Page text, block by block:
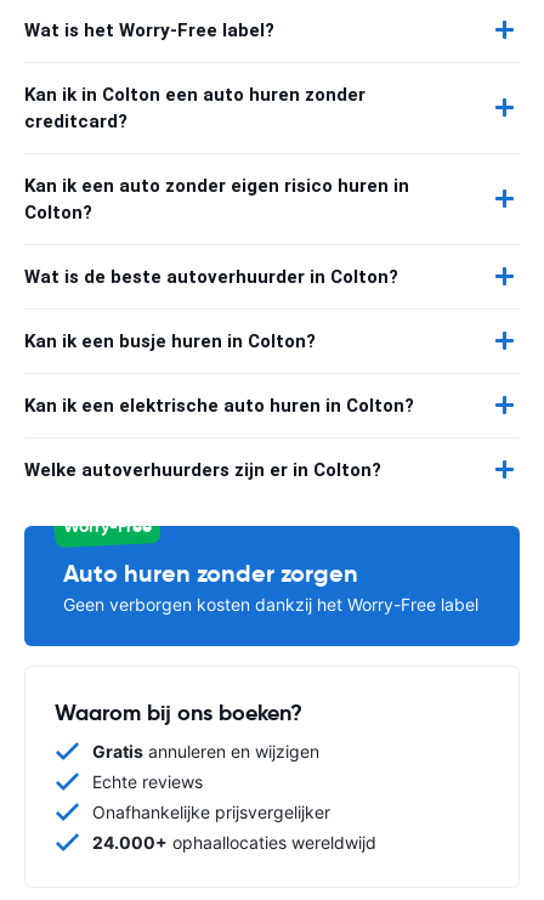
Wat is het Worry-Free label?
Kan ik in Colton een auto huren zonder
creditcard?
Kan ik een auto zonder eigen risico huren in
Colton?
Wat is de beste autoverhuurder in Colton?
Kan ik een busje huren in Colton?
Kan ik een elektrische auto huren in Colton?
Welke autoverhuurders zijn er in Colton?
Worry-Free
Auto huren zonder zorgen
Geen verborgen kosten dankzij het Worry-Free label
Waarom bij ons boeken?
Gratis annuleren en wijzigen
Echte reviews
Onafhankelijke prijsvergelijker
24.000+ ophaallocaties wereldwijd